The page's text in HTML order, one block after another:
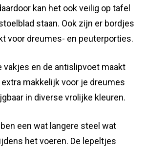
kan het ook veilig op tafel
staan. Ook zijn er bordjes
voor dreumes- en peuterporties.
vakjes en de antislipvoet maakt
makkelijk voor je dreumes
in diverse vrolijke kleuren.
een wat langere steel wat
het voeren. De lepeltjes